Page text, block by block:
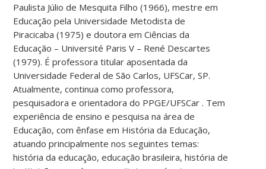
Paulista Júlio de Mesquita Filho (1966), mestre em
Educação pela Universidade Metodista de
Piracicaba (1975) e doutora em Ciências da
Educação – Université Paris V – René Descartes
(1979). É professora titular aposentada da
Universidade Federal de São Carlos, UFSCar, SP.
Atualmente, continua como professora,
pesquisadora e orientadora do PPGE/UFSCar . Tem
experiência de ensino e pesquisa na área de
Educação, com ênfase em História da Educação,
atuando principalmente nos seguintes temas:
história da educação, educação brasileira, história de